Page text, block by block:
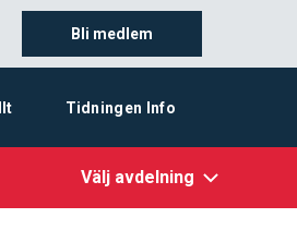
Bli medlem
Tidningen Info
Välj avdelning